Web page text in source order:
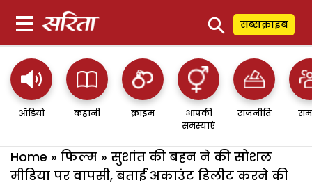
⚲ सब्सक्राइब
ऑडियो कहानी क्राइम
आपकी
समस्याएं
राजनीति
Home » फिल्म » सुशांत की बहन ने की सोशल
मीडिया पर वापसी, बताई अकाउंट डिलीट करने की